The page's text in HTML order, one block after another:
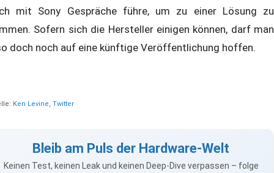
mit Sony Gespräche führe, um zu einer Lösung zu
Sofern sich die Hersteller einigen können, darf man
doch noch auf eine künftige Veröffentlichung hoffen.
Ken Levine, Twitter
Bleib am Puls der Hardware-Welt
Keinen Test, keinen Leak und keinen Deep-Dive verpassen – folge